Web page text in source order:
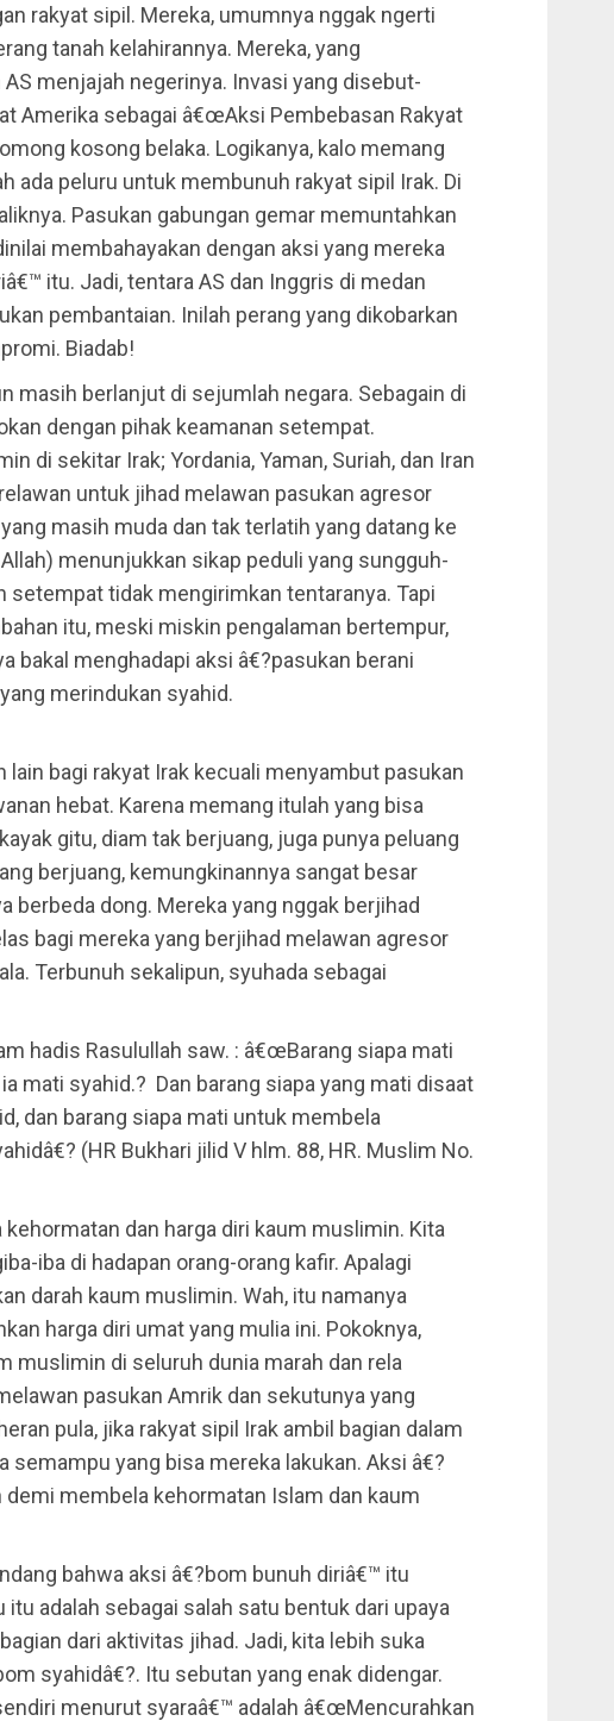
rakyat sipil. Mereka, umumnya nggak ngerti
tanah kelahirannya. Mereka, yang
menjajah negerinya. Invasi yang disebut-
Amerika sebagai â€œAksi Pembebasan Rakyat
kosong belaka. Logikanya, kalo memang
ada peluru untuk membunuh rakyat sipil Irak. Di
Pasukan gabungan gemar memuntahkan
membahayakan dengan aksi yang mereka
itu. Jadi, tentara AS dan Inggris di medan
pembantaian. Inilah perang yang dikobarkan
Biadab!
masih berlanjut di sejumlah negara. Sebagain di
dengan pihak keamanan setempat.
di sekitar Irak; Yordania, Yaman, Suriah, dan Iran
untuk jihad melawan pasukan agresor
masih muda dan tak terlatih yang datang ke
menunjukkan sikap peduli yang sungguh-
setempat tidak mengirimkan tentaranya. Tapi
itu, meski miskin pengalaman bertempur,
bakal menghadapi aksi â€?pasukan berani
merindukan syahid.
lain bagi rakyat Irak kecuali menyambut pasukan
hebat. Karena memang itulah yang bisa
gitu, diam tak berjuang, juga punya peluang
berjuang, kemungkinannya sangat besar
berbeda dong. Mereka yang nggak berjihad
bagi mereka yang berjihad melawan agresor
Terbunuh sekalipun, syuhada sebagai
hadis Rasulullah saw. : â€œBarang siapa mati
mati syahid.? Dan barang siapa yang mati disaat
dan barang siapa mati untuk membela
(HR Bukhari jilid V hlm. 88, HR. Muslim No.
dan harga diri kaum muslimin. Kita
iba di hadapan orang-orang kafir. Apalagi
darah kaum muslimin. Wah, itu namanya
harga diri umat yang mulia ini. Pokoknya,
muslimin di seluruh dunia marah dan rela
pasukan Amrik dan sekutunya yang
pula, jika rakyat sipil Irak ambil bagian dalam
semampu yang bisa mereka lakukan. Aksi â€?
demi membela kehormatan Islam dan kaum
bahwa aksi â€?bom bunuh diriâ€™ itu
adalah sebagai salah satu bentuk dari upaya
dari aktivitas jihad. Jadi, kita lebih suka
syahidâ€?. Itu sebutan yang enak didengar.
menurut syaraâ€™ adalah â€œMencurahkan